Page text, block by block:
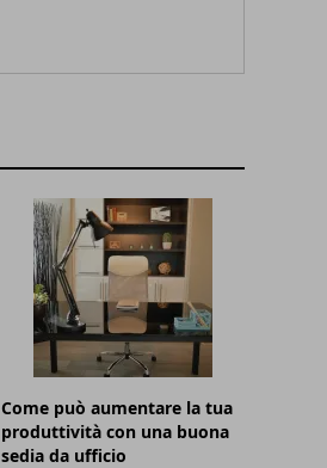
Come può aumentare la tua
produttività con una buona
sedia da ufficio